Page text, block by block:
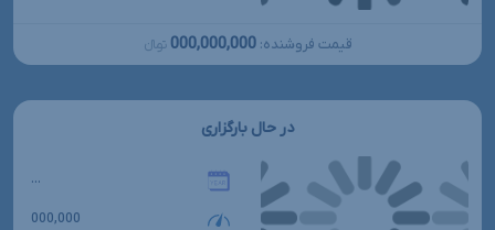
قیمت فروشنده: 000,000,000 تومانءءء
در حال بارگزاری
...
000,000